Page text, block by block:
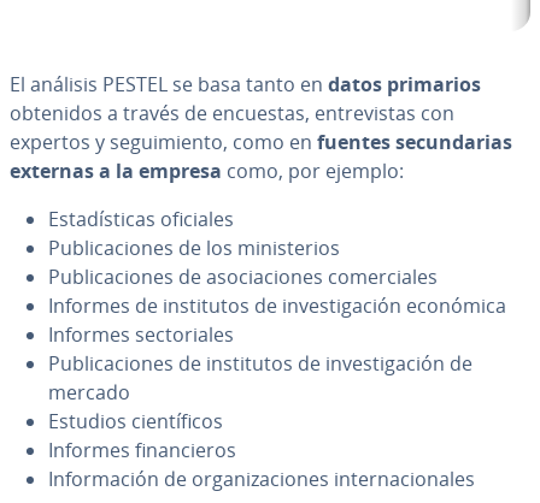
El análisis PESTEL se basa tanto en datos primarios
obtenidos a través de encuestas, en­tre­vi­s­tas con
expertos y se­gui­mie­n­to, como en fuentes se­cu­n­da­rias
externas a la empresa como, por ejemplo:
Es­ta­dí­s­ti­cas oficiales
Pu­bli­ca­cio­nes de los mi­ni­s­te­rios
Pu­bli­ca­cio­nes de aso­cia­cio­nes co­me­r­cia­les
Informes de in­s­ti­tu­tos de in­ve­s­ti­ga­ción económica
Informes se­c­to­ria­les
Pu­bli­ca­cio­nes de in­s­ti­tu­tos de in­ve­s­ti­ga­ción de
mercado
Estudios cie­n­tí­fi­cos
Informes fi­na­n­cie­ros
In­fo­r­ma­ción de or­ga­ni­za­cio­nes in­te­r­na­cio­na­les